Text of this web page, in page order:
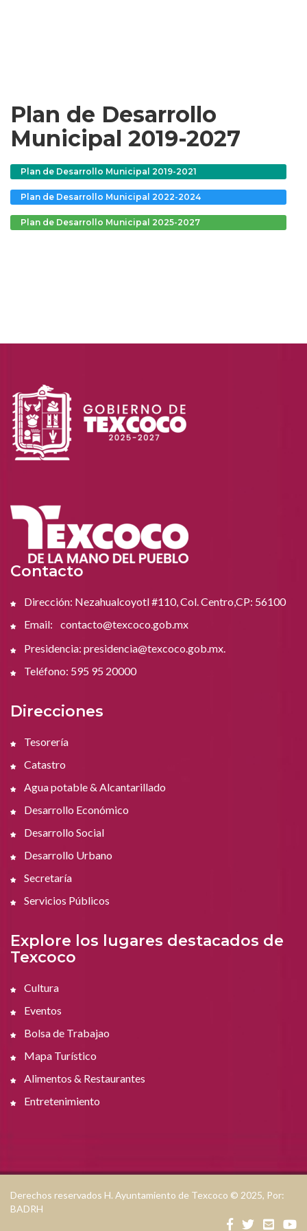
Plan de Desarrollo
Municipal 2019-2027
Plan de Desarrollo Municipal 2019-2021
Plan de Desarrollo Municipal 2022-2024
Plan de Desarrollo Municipal 2025-2027
Contacto
Dirección: Nezahualcoyotl #110, Col. Centro,CP: 56100
Email:
contacto@texcoco.gob.mx
Presidencia: presidencia@texcoco.gob.mx.
Teléfono: 595 95 20000
Direcciones
Tesorería
Catastro
Agua potable & Alcantarillado
Desarrollo Económico
Desarrollo Social
Desarrollo Urbano
Secretaría
Servicios Públicos
Explore los lugares destacados de
Texcoco
Cultura
Eventos
Bolsa de Trabajao
Mapa Turístico
Alimentos & Restaurantes
Entretenimiento
Derechos reservados H. Ayuntamiento de Texcoco © 2025, Por:
BADRH